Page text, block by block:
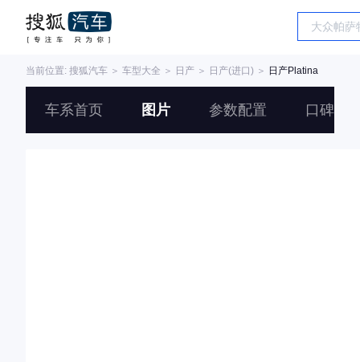
当前位置: 搜狐汽车 ＞ 车型大全 ＞ 日产 ＞ 日产(进口) ＞ 日产Platina
车系首页 图片 参数配置 口碑